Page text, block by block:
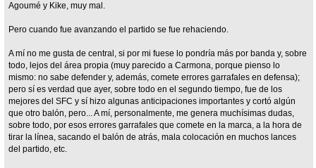
Agoumé y Kike, muy mal.
Pero cuando fue avanzando el partido se fue rehaciendo.
A mí no me gusta de central, si por mi fuese lo pondría más por banda y, sobre
todo, lejos del área propia (muy parecido a Carmona, porque pienso lo
mismo: no sabe defender y, además, comete errores garrafales en defensa);
pero sí es verdad que ayer, sobre todo en el segundo tiempo, fue de los
mejores del SFC y sí hizo algunas anticipaciones importantes y cortó algún
que otro balón, pero... A mí, personalmente, me genera muchísimas dudas,
sobre todo, por esos errores garrafales que comete en la marca, a la hora de
tirar la línea, sacando el balón de atrás, mala colocación en muchos lances
del partido, etc.